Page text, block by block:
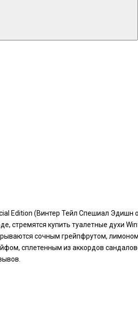
Edition (Винтер Тейл Спешиал Эдишн
стремятся купить туалетные духи
сочным грейпфрутом,
сплетенным из аккордов